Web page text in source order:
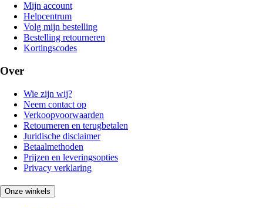
Mijn account
Helpcentrum
Volg mijn bestelling
Bestelling retourneren
Kortingscodes
Over
Wie zijn wij?
Neem contact op
Verkoopvoorwaarden
Retourneren en terugbetalen
Juridische disclaimer
Betaalmethoden
Prijzen en leveringsopties
Privacy verklaring
Onze winkels